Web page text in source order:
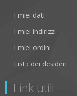
I miei dati
I miei indirizzi
I miei ordini
Lista dei desideri
Link utili